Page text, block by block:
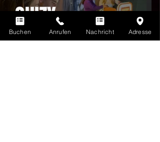
QUIZY
Die erste KI-basierte Quiz- & Fun-
Show der Welt!
Buchen Anrufen Nachricht Adresse